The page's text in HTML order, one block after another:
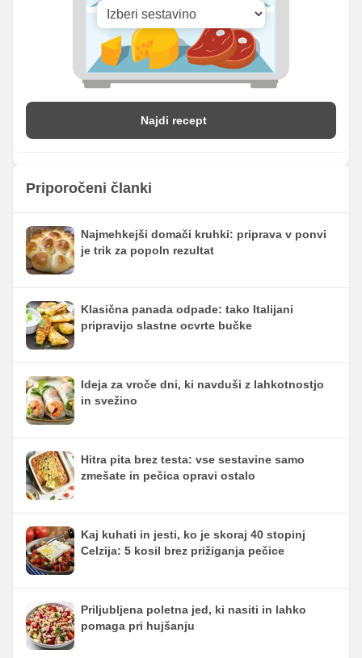
Najdi recept
Priporočeni članki
Najmehkejši domači kruhki: priprava v ponvi
je trik za popoln rezultat
Klasična panada odpade: tako Italijani
pripravijo slastne ocvrte bučke
Ideja za vroče dni, ki navduši z lahkotnostjo
in svežino
Hitra pita brez testa: vse sestavine samo
zmešate in pečica opravi ostalo
Kaj kuhati in jesti, ko je skoraj 40 stopinj
Celzija: 5 kosil brez prižiganja pečice
Priljubljena poletna jed, ki nasiti in lahko
pomaga pri hujšanju